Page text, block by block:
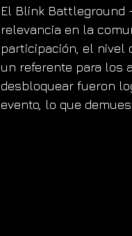
El Blink Battleground
relevancia en la
participación, el
un referente para los
desbloquear fueron
evento, lo que